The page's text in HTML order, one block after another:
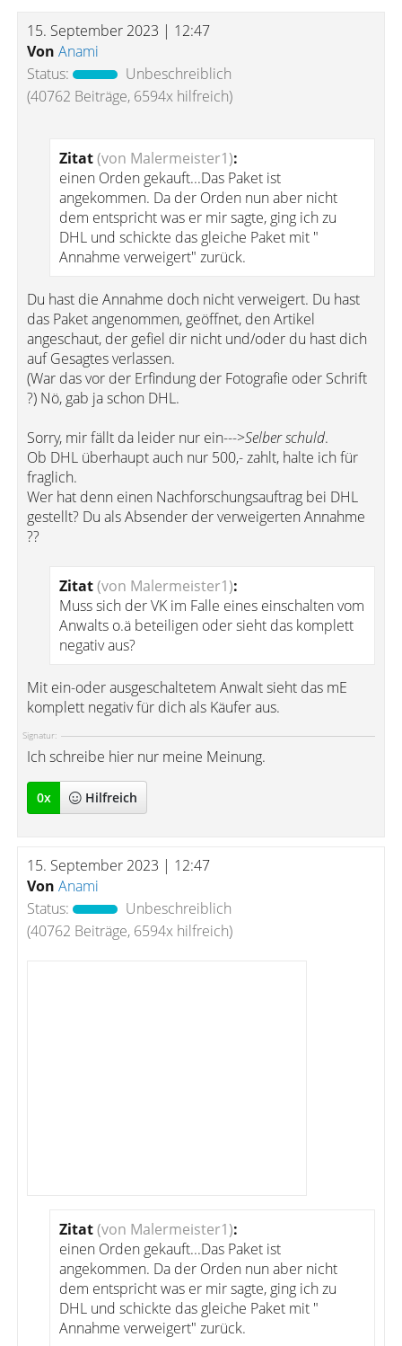
15. September 2023 | 12:47
Von Anami
Status:
Unbeschreiblich
(40762 Beiträge, 6594x hilfreich)
Zitat(von Malermeister1):
einen Orden gekauft...Das Paket ist
angekommen. Da der Orden nun aber nicht
dem entspricht was er mir sagte, ging ich zu
DHL und schickte das gleiche Paket mit "
Annahme verweigert" zurück.
Du hast die Annahme doch nicht verweigert. Du hast
das Paket angenommen, geöffnet, den Artikel
angeschaut, der gefiel dir nicht und/oder du hast dich
auf Gesagtes verlassen.
(War das vor der Erfindung der Fotografie oder Schrift
?) Nö, gab ja schon DHL.
Sorry, mir fällt da leider nur ein--->Selber schuld.
Ob DHL überhaupt auch nur 500,- zahlt, halte ich für
fraglich.
Wer hat denn einen Nachforschungsauftrag bei DHL
gestellt? Du als Absender der verweigerten Annahme
??
Zitat(von Malermeister1):
Muss sich der VK im Falle eines einschalten vom
Anwalts o.ä beteiligen oder sieht das komplett
negativ aus?
Mit ein-oder ausgeschaltetem Anwalt sieht das mE
komplett negativ für dich als Käufer aus.
Signatur:
Ich schreibe hier nur meine Meinung.
0x Hilfreich
15. September 2023 | 12:47
Von Anami
Status:
Unbeschreiblich
(40762 Beiträge, 6594x hilfreich)
Zitat(von Malermeister1):
einen Orden gekauft...Das Paket ist
angekommen. Da der Orden nun aber nicht
dem entspricht was er mir sagte, ging ich zu
DHL und schickte das gleiche Paket mit "
Annahme verweigert" zurück.